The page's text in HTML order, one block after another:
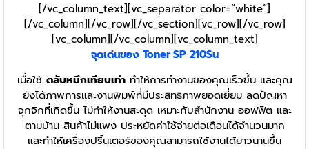
[/vc_column_text][vc_separator color=”white”]
[/vc_column][/vc_row][/vc_section][vc_row][/vc_row]
[vc_column][/vc_column][vc_column_text]
จุดเด่นของ TonerSP 210Su
เมื่อใช้ ตลับหมึกเทียบเท่าทำให้การทำงานของคุณเร็วขึ้น และคุณ
ยังได้ภาพการและงานพิมพ์ที่มีประสิทธิภาพยอดเยี่ยม ลดปัญหา
จุกจิกที่เกิดขึ้น ไม่ทำให้งานสะดุด เหมาะกับสำนักงาน ออฟฟิต และ
ตามบ้าน สินค้าไม่แพง ประหยัดค่าใช้จ่ายต่อเดือนได้จำนวนมาก
และทำให้เครื่องปริ้นเตอร์ของคุณสามารถใช้งานได้ยาวนานขึ้น